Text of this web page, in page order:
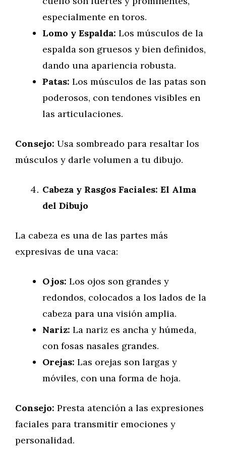
especialmente en toros.
Lomo y Espalda: Los músculos de la
espalda son gruesos y bien definidos,
dando una apariencia robusta.
Patas: Los músculos de las patas son
poderosos, con tendones visibles en
las articulaciones.
Consejo: Usa sombreado para resaltar los
músculos y darle volumen a tu dibujo.
Cabeza y Rasgos Faciales: El Alma
del Dibujo
La cabeza es una de las partes más
expresivas de una vaca:
Ojos: Los ojos son grandes y
redondos, colocados a los lados de la
cabeza para una visión amplia.
Nariz: La nariz es ancha y húmeda,
con fosas nasales grandes.
Orejas: Las orejas son largas y
móviles, con una forma de hoja.
Consejo: Presta atención a las expresiones
faciales para transmitir emociones y
personalidad.